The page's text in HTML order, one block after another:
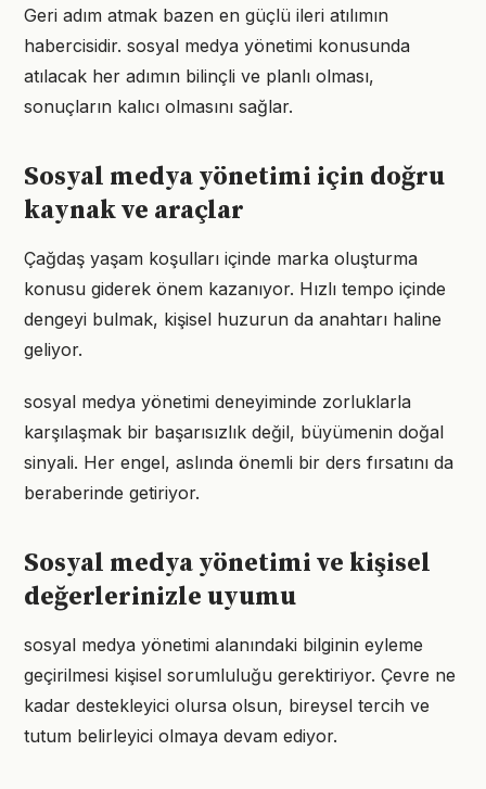
Geri adım atmak bazen en güçlü ileri atılımın
habercisidir. sosyal medya yönetimi konusunda
atılacak her adımın bilinçli ve planlı olması,
sonuçların kalıcı olmasını sağlar.
Sosyal medya yönetimi için doğru
kaynak ve araçlar
Çağdaş yaşam koşulları içinde marka oluşturma
konusu giderek önem kazanıyor. Hızlı tempo içinde
dengeyi bulmak, kişisel huzurun da anahtarı haline
geliyor.
sosyal medya yönetimi deneyiminde zorluklarla
karşılaşmak bir başarısızlık değil, büyümenin doğal
sinyali. Her engel, aslında önemli bir ders fırsatını da
beraberinde getiriyor.
Sosyal medya yönetimi ve kişisel
değerlerinizle uyumu
sosyal medya yönetimi alanındaki bilginin eyleme
geçirilmesi kişisel sorumluluğu gerektiriyor. Çevre ne
kadar destekleyici olursa olsun, bireysel tercih ve
tutum belirleyici olmaya devam ediyor.